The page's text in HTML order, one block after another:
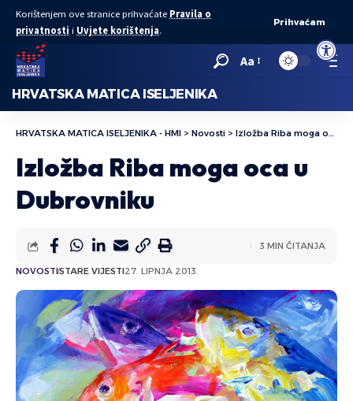
Open
Korištenjem ove stranice prihvaćate Pravila o
privatnosti i Uvjete korištenja.
Prihvaćam
Aa
HRVATSKA MATICA ISELJENIKA
HRVATSKA MATICA ISELJENIKA - HMI > Novosti > Izložba Riba moga oca u Dubrovniku
Izložba Riba moga oca u
Dubrovniku
NOVOSTISTARE VIJESTI27. LIPNJA 2013.
3 MIN ČITANJA